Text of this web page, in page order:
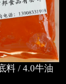
料 / 4.0牛油